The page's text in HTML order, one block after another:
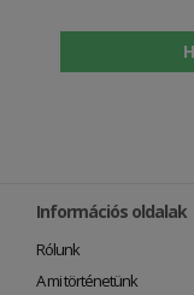
Információs oldalak
Rólunk
A mi történetünk